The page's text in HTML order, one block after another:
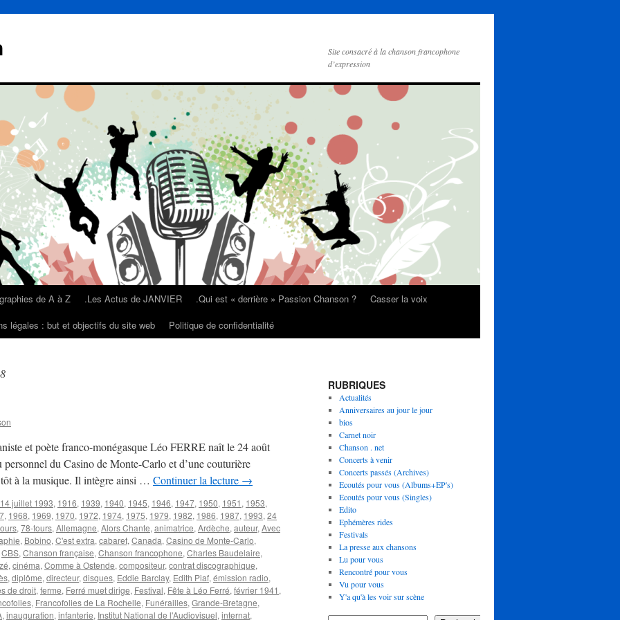
Site consacré à la chanson francophone
d’expression
de A à Z .Les Actus de JANVIER .Qui est « derrière » Passion Chanson ?
Casser la voix
légales : but et objectifs du site web Politique de confidentialité
et poète franco-monégasque Léo FERRE naît le 24 août
du Casino de Monte-Carlo et d’une couturière
tôt à la musique. Il intègre ainsi … Continuer la lecture →
14 juillet 1993, 1916, 1939, 1940, 1945, 1946, 1947, 1950, 1951 , 1953,
, 1968, 1969, 1970, 1972, 1974, 1975, 1979, 1982, 1986, 1987, 1993, 24
, 78-tours, Allemagne, Alors Chante, animatrice, Ardèche, auteur, Avec
, Bobino, C'est extra, cabaret, Canada, Casino de Monte-Carlo,
CBS, Chanson française, Chanson francophone, Charles Baudelaire,
, cinéma, Comme à Ostende, compositeur, contrat discographique,
, diplôme, directeur, disques, Eddie Barclay, Edith Piaf, émission radio,
de droit, ferme, Ferré muet dirige, Festival, Fête à Léo Ferré, février 1941 ,
, Francofolies de La Rochelle, Funérailles, Grande-Bretagne,
, inauguration, infanterie, Institut National de l'Audiovisuel, internat,
RUBRIQUES
Actualités
Anniversaires au jour le jour
bios
Carnet noir
Chanson . net
Concerts à venir
Concerts passés (Archives)
Ecoutés pour vous (Albums+EP's)
Ecoutés pour vous (Singles)
Edito
Ephémères rides
Festivals
La presse aux chansons
Lu pour vous
Rencontré pour vous
Vu pour vous
Y'a qu'à les voir sur scène